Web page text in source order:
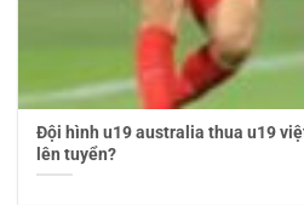
Đội hình u19 australia thua u19
lên tuyển?